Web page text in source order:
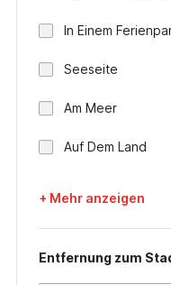
In Einem
Seeseite
Am Meer
Auf Dem Land
+ Mehr anzeigen
Entfernung zum